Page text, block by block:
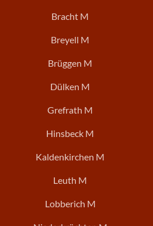
Bracht M
Breyell M
Brüggen M
Dülken M
Grefrath M
Hinsbeck M
Kaldenkirchen M
Leuth M
Lobberich M